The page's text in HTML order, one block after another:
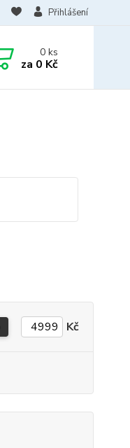
Přihlášení
0ks
za 0 Kč
Kč